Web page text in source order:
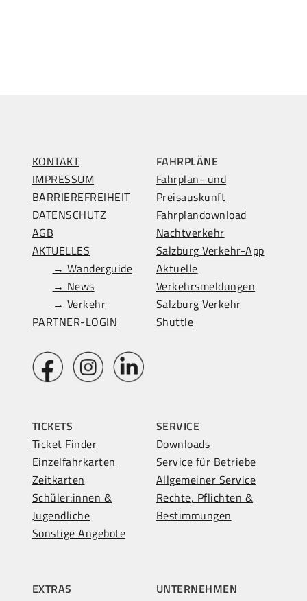
KONTAKT
IMPRESSUM
BARRIEREFREIHEIT
DATENSCHUTZ
AGB
AKTUELLES
→ Wanderguide
→ News
→ Verkehr
PARTNER-LOGIN
FAHRPLÄNE
Fahrplan- und
Preisauskunft
Fahrplandownload
Nachtverkehr
Salzburg Verkehr-App
Aktuelle
Verkehrsmeldungen
Salzburg Verkehr
Shuttle
TICKETS
Ticket Finder
Einzelfahrkarten
Zeitkarten
Schüler:innen &
Jugendliche
Sonstige Angebote
SERVICE
Downloads
Service für Betriebe
Allgemeiner Service
Rechte, Pflichten &
Bestimmungen
EXTRAS
UNTERNEHMEN